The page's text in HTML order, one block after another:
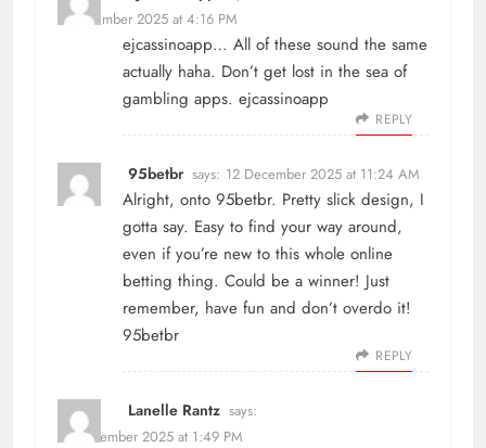
4 December 2025 at 4:16 PM
ejcassinoapp… All of these sound the same
actually haha. Don’t get lost in the sea of
gambling apps. ejcassinoapp
REPLY
95betbr says: 12 December 2025 at 11:24 AM
Alright, onto 95betbr. Pretty slick design, I
gotta say. Easy to find your way around,
even if you’re new to this whole online
betting thing. Could be a winner! Just
remember, have fun and don’t overdo it!
95betbr
REPLY
Lanelle Rantz says:
16 December 2025 at 1:49 PM